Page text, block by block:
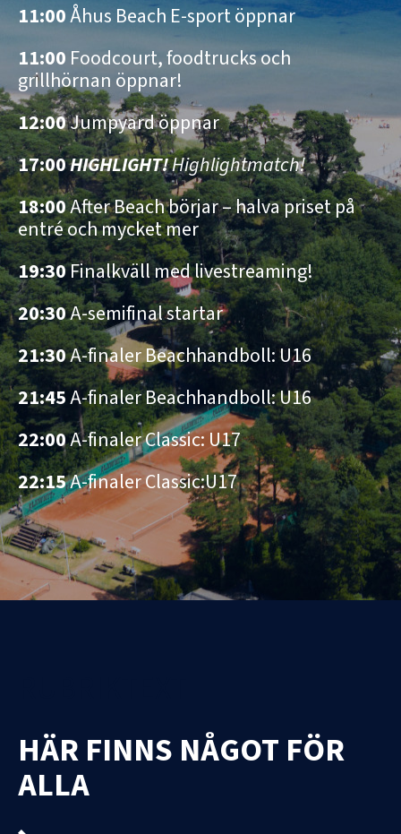
11:00Åhus Beach E-sport öppnar
11:00 Foodcourt, foodtrucks och
grillhörnan öppnar!
12:00Jumpyard öppnar
17:00HIGHLIGHT!Highlightmatch!
18:00After Beach börjar – halva priset på
entré och mycket mer
19:30Finalkväll med livestreaming!
20:30A-semifinal startar
21:30A-finaler Beachhandboll: U16
21:45A-finaler Beachhandboll: U16
22:00A-finaler Classic: U17
22:15A-finaler Classic:U17
HÄR FINNS NÅGOT FÖR
ALLA